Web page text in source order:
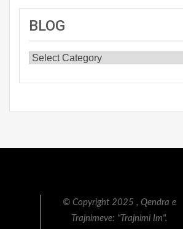
BLOG
BLOG
© Copyright 2025 , Qendra e
Trajnimeve: "Trajnimi Im".